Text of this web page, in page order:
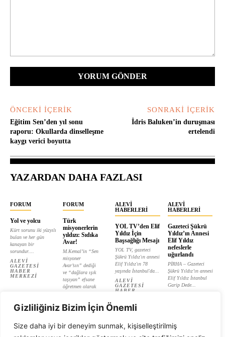
Gizliliğiniz Bizim İçin Önemli
Size daha iyi bir deneyim sunmak, kişiselleştirilmiş
ÖNCEKI İÇERIK
Eğitim Sen’den yıl sonu
raporu: Okullarda dinselleşme
kaygı verici boyutta
SONRAKI İÇERIK
İdris Baluken’in duruşması
ertelendi
YAZARDAN DAHA FAZLASI
FORUM
Yol ve yolcu
Kürt sorunu iki yüzyılı
bulan ve her gün
kanayan bir
sorundur....
ALEVI
GAZETESI
HABER
MERKEZI
FORUM
Türk
misyonerlerin
yıldızı: Sıdıka
Avar!
M.Kemal’in “Sen
misyoner
Avar’sın” dediği
ve “dağlara ışık
taşıyan” efsane
öğretmen olarak
ALEVI
GAZETESI
ALEVI
HABERLERI
YOL TV’den Elif
Yıldız İçin
Başsağlığı Mesajı
YOL TV, gazeteci
Şükrü Yıldız'ın annesi
Elif Yıldız'ın 78
yaşında İstanbul'da...
ALEVI
GAZETESI
HABER
ALEVI
HABERLERI
Gazeteci Şükrü
Yıldız’ın Annesi
Elif Yıldız
nefeslerle
uğurlandı
PİRHA – Gazeteci
Şükrü Yıldız’ın annesi
Elif Yıldız İstanbul
Garip Dede...